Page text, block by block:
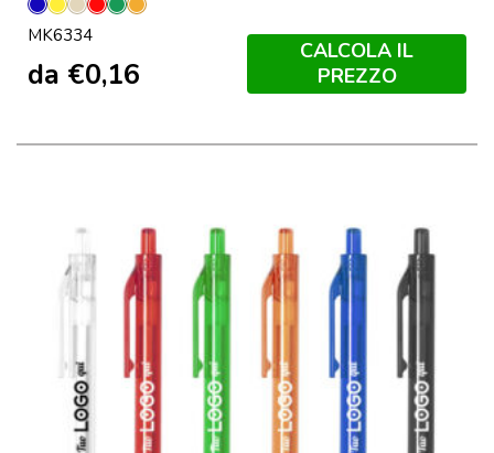
BluGiallo
Naturale
Rosso
VerdeOrange
MK6334
da €0,16
CALCOLA IL
PREZZO